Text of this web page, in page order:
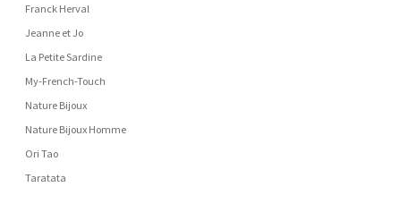
Franck Herval
Jeanne et Jo
La Petite Sardine
My-French-Touch
Nature Bijoux
Nature Bijoux Homme
Ori Tao
Taratata